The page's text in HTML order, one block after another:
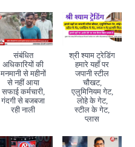
संबंधित
अधिकारियों की
मनमानी से महीनों
से नहीं आया
सफाई कर्मचारी,
गंदगी से बजबजा
रही नाली
श्री श्याम ट्रेडिंग
हमारे यहाँ पर
जपानी स्टील
चौखट,
एलुमिनियम गेट,
लोहे के गेट,
स्टील के गेट,
प्लास